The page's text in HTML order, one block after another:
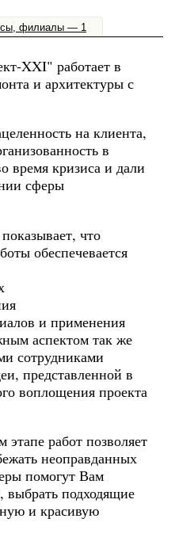
филиалы — 1
XXI" работает в
и архитектуры с
на клиента,
в
время кризиса и дали
сферы
что
обеспечевается
и применения
аспектом так же
сотрудниками
представленной в
воплощения проекта
этапе работ позволяет
неоправданных
помогут Вам
выбрать подходящие
и красивую